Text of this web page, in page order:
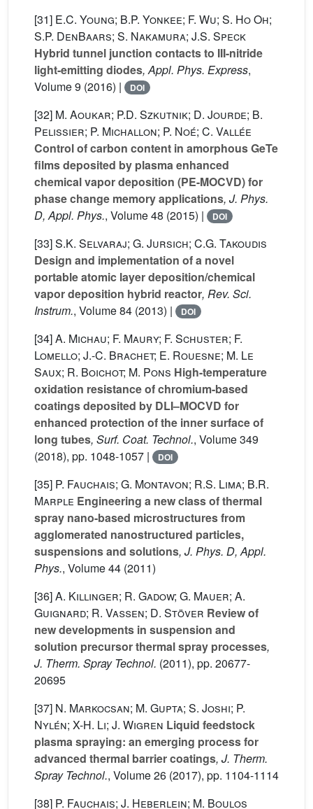
[31] E.C. Young; B.P. Yonkee; F. Wu; S. Ho Oh;
S.P. DenBaars; S. Nakamura; J.S. Speck
Hybrid tunnel junction contacts to III-nitride
light-emitting diodes, Appl. Phys. Express,
Volume 9 (2016) | DOI
[32] M. Aoukar; P.D. Szkutnik; D. Jourde; B.
Pelissier; P. Michallon; P. Noé; C. Vallée
Control of carbon content in amorphous GeTe
films deposited by plasma enhanced
chemical vapor deposition (PE-MOCVD) for
phase change memory applications, J. Phys.
D, Appl. Phys., Volume 48 (2015) | DOI
[33]S.K. Selvaraj; G. Jursich; C.G. Takoudis
Design and implementation of a novel
portable atomic layer deposition/chemical
vapor deposition hybrid reactor, Rev. Sci.
Instrum., Volume 84 (2013) | DOI
[34]A. Michau; F. Maury; F. Schuster; F.
Lomello; J.-C. Brachet; E. Rouesne; M. Le
Saux; R. Boichot; M. Pons High-temperature
oxidation resistance of chromium-based
coatings deposited by DLI–MOCVD for
enhanced protection of the inner surface of
long tubes, Surf. Coat. Technol., Volume 349
(2018), pp. 1048-1057 |
DOI
[35] P. Fauchais; G. Montavon; R.S. Lima; B.R.
Marple Engineering a new class of thermal
spray nano-based microstructures from
agglomerated nanostructured particles,
suspensions and solutions, J. Phys. D, Appl.
Phys., Volume 44 (2011)
[36]A. Killinger; R. Gadow; G. Mauer; A.
Guignard; R. Vaßen; D. Stöver Review of
new developments in suspension and
solution precursor thermal spray processes,
J. Therm. Spray Technol. (2011), pp. 20677-
20695
[37] N. Markocsan; M. Gupta; S. Joshi; P.
Nylén; X-H. Li; J. Wigren Liquid feedstock
plasma spraying: an emerging process for
advanced thermal barrier coatings, J. Therm.
Spray Technol., Volume 26 (2017), pp. 1104-1114
[38] P. Fauchais; J. Heberlein; M. Boulos